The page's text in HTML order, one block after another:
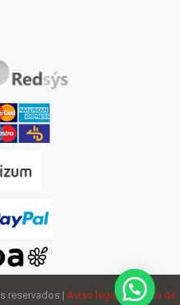
reservados | Aviso legal y política de